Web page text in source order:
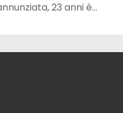
23 anni è…